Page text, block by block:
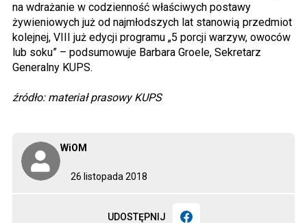
26 listopada 2018
WiOM
UDOSTĘPNIJ
na wdrażanie w codzienność właściwych postawy
żywieniowych już od najmłodszych lat stanowią przedmiot
kolejnej, VIII już edycji programu „5 porcji warzyw, owoców
lub soku” – podsumowuje Barbara Groele, Sekretarz
Generalny KUPS.
źródło: materiał prasowy KUPS